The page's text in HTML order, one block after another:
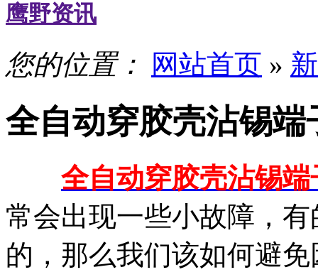
鹰野资讯
您的位置： 网站首页 »
全自动穿胶壳沾锡
全自动穿胶壳沾锡端
常会出现一些小故障，
的，那么我们该如何避